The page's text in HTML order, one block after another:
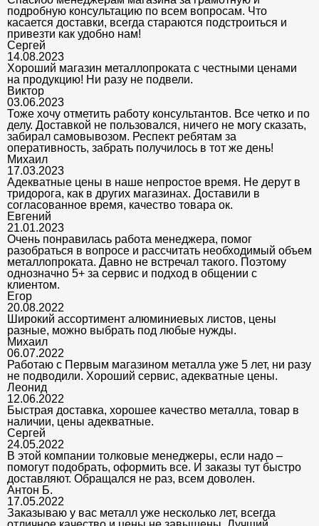
подробную консультацию по всем вопросам. Что
касается доставки, всегда стараются подстроиться и
привезти как удобно нам!
Сергей
14.08.2023
Хороший магазин металлопроката с честными ценами
на продукцию! Ни разу не подвели.
Виктор
03.06.2023
Тоже хочу отметить работу консультантов. Все четко и по
делу. Доставкой не пользовался, ничего не могу сказать,
забирал самовывозом. Респект ребятам за
оперативность, забрать получилось в тот же день!
Михаил
17.03.2023
Адекватные цены в наше непростое время. Не дерут в
тридорога, как в других магазинах. Доставили в
согласованное время, качество товара ок.
Евгений
21.01.2023
Очень понравилась работа менеджера, помог
разобраться в вопросе и рассчитать необходимый объем
металлопроката. Давно не встречал такого. Поэтому
однозначно 5+ за сервис и подход в общении с
клиентом.
Егор
20.08.2022
Широкий ассортимент алюминиевых листов, цены
разные, можно выбрать под любые нужды.
Михаил
06.07.2022
Работаю с Первым магазином металла уже 5 лет, ни разу
не подводили. Хороший сервис, адекватные цены.
Леонид
12.06.2022
Быстрая доставка, хорошее качество металла, товар в
наличии, цены адекватные.
Сергей
24.05.2022
В этой компании толковые менеджеры, если надо –
помогут подобрать, оформить все. И заказы тут быстро
доставляют. Обращался не раз, всем доволен.
Антон Б.
17.05.2022
Заказываю у вас металл уже несколько лет, всегда